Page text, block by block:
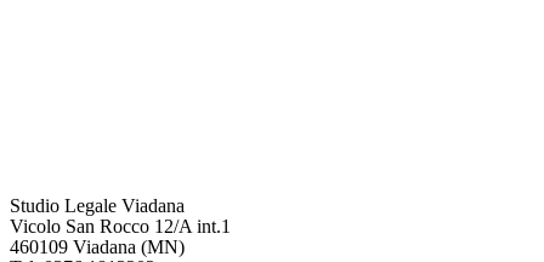
Studio Legale Viadana
Vicolo San Rocco 12/A int.1
460109 Viadana (MN)